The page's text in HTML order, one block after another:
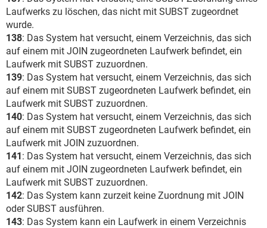
Laufwerks zu löschen, das nicht mit SUBST zugeordnet
wurde.
138: Das System hat versucht, einem Verzeichnis, das sich
auf einem mit JOIN zugeordneten Laufwerk befindet, ein
Laufwerk mit SUBST zuzuordnen.
139: Das System hat versucht, einem Verzeichnis, das sich
auf einem mit SUBST zugeordneten Laufwerk befindet, ein
Laufwerk mit SUBST zuzuordnen.
140: Das System hat versucht, einem Verzeichnis, das sich
auf einem mit SUBST zugeordneten Laufwerk befindet, ein
Laufwerk mit JOIN zuzuordnen.
141: Das System hat versucht, einem Verzeichnis, das sich
auf einem mit JOIN zugeordneten Laufwerk befindet, ein
Laufwerk mit SUBST zuzuordnen.
142: Das System kann zurzeit keine Zuordnung mit JOIN
oder SUBST ausführen.
143: Das System kann ein Laufwerk in einem Verzeichnis